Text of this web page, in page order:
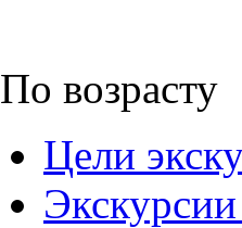
По возрасту
Цели